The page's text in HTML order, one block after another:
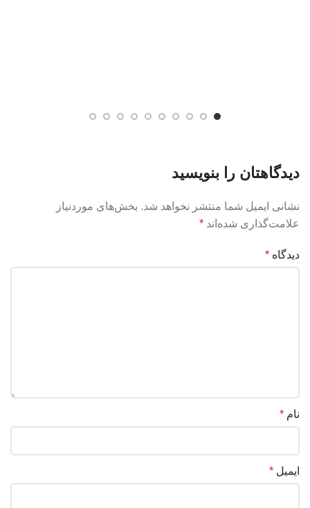
دیدگاهتان را بنویسید
نشانی ایمیل شما منتشر نخواهد شد. بخش‌های موردنیاز
علامت‌گذاری شده‌اند *
دیدگاه *
نام *
ایمیل *